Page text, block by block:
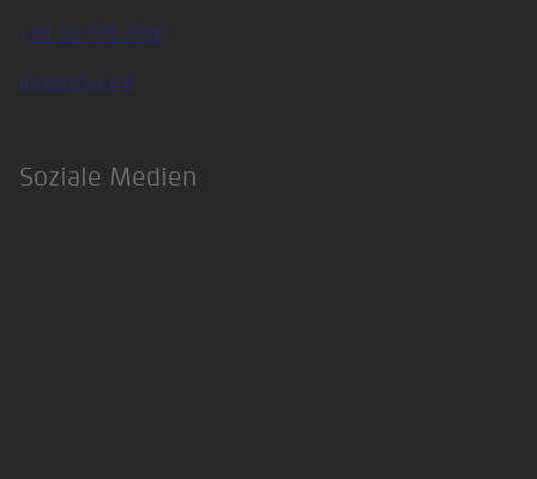
+43 50 978 2700
Integrity Line
Soziale Medien